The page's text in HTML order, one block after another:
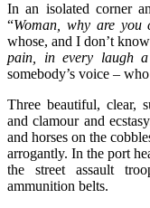
In an isolated corner
“Woman, why are you
whose, and I don’t
pain, in every laugh
somebody’s voice –
Three beautiful, clear,
and clamour and
and horses on the
arrogantly. In the port
the street assault
ammunition belts.